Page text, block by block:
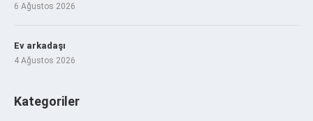
6 Ağustos 2026
Ev arkadaşı
4 Ağustos 2026
Kategoriler